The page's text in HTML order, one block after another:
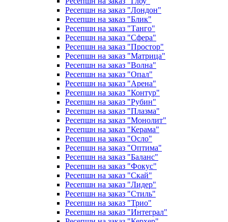
Ресепшн на заказ "Лондон"
Ресепшн на заказ "Блик"
Ресепшн на заказ "Танго"
Ресепшн на заказ "Сфера"
Ресепшн на заказ "Простор"
Ресепшн на заказ "Матрица"
Ресепшн на заказ "Волна"
Ресепшн на заказ "Опал"
Ресепшн на заказ "Арена"
Ресепшн на заказ "Контур"
Ресепшн на заказ "Рубин"
Ресепшн на заказ "Плазма"
Ресепшн на заказ "Монолит"
Ресепшн на заказ "Керама"
Ресепшн на заказ "Осло"
Ресепшн на заказ "Оптима"
Ресепшн на заказ "Баланс"
Ресепшн на заказ "Фокус"
Ресепшн на заказ "Скай"
Ресепшн на заказ "Лидер"
Ресепшн на заказ "Стиль"
Ресепшн на заказ "Трио"
Ресепшн на заказ "Интеграл"